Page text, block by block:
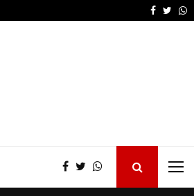
Senado: por presión